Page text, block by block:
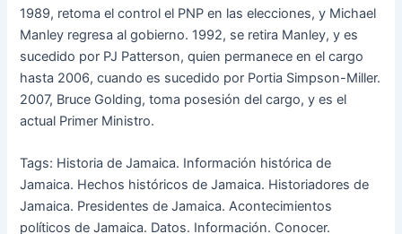
1989, retoma el control el PNP en las elecciones, y Michael
Manley regresa al gobierno. 1992, se retira Manley, y es
sucedido por PJ Patterson, quien permanece en el cargo
hasta 2006, cuando es sucedido por Portia Simpson-Miller.
2007, Bruce Golding, toma posesión del cargo, y es el
actual Primer Ministro.
Tags: Historia de Jamaica. Información histórica de
Jamaica. Hechos históricos de Jamaica. Historiadores de
Jamaica. Presidentes de Jamaica. Acontecimientos
políticos de Jamaica. Datos. Información. Conocer.